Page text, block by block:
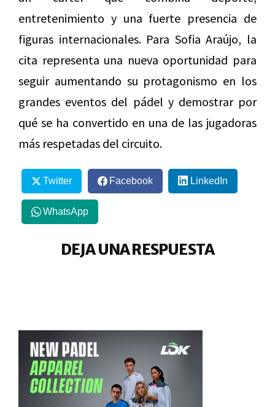
entretenimiento y una fuerte presencia de
figuras internacionales. Para Sofia Araújo, la
cita representa una nueva oportunidad para
seguir aumentando su protagonismo en los
grandes eventos del pádel y demostrar por
qué se ha convertido en una de las jugadoras
más respetadas del circuito.
Twitter Facebook LinkedIn
WhatsApp
DEJA UNA RESPUESTA